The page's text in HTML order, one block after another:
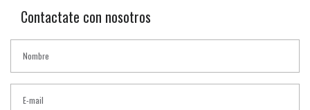
Contactate con nosotros